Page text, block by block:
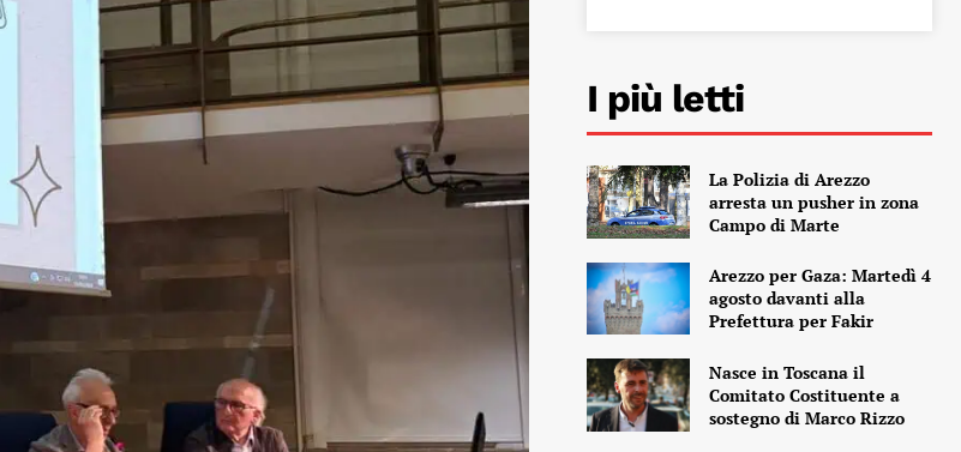
I più letti
La Polizia di Arezzo
arresta un pusher in zona
Campo di Marte
Arezzo per Gaza: Martedì 4
agosto davanti alla
Prefettura per Fakir
Nasce in Toscana il
Comitato Costituente a
sostegno di Marco Rizzo